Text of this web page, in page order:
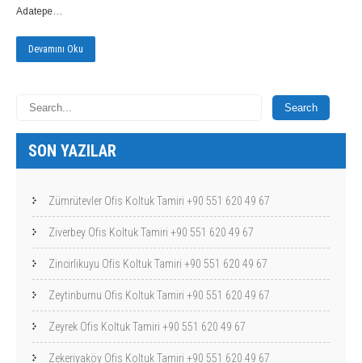
Adatepe…
Devamını Oku
SON YAZILAR
Zümrütevler Ofis Koltuk Tamiri +90 551 620 49 67
Ziverbey Ofis Koltuk Tamiri +90 551 620 49 67
Zincirlikuyu Ofis Koltuk Tamiri +90 551 620 49 67
Zeytinburnu Ofis Koltuk Tamiri +90 551 620 49 67
Zeyrek Ofis Koltuk Tamiri +90 551 620 49 67
Zekeriyaköy Ofis Koltuk Tamiri +90 551 620 49 67